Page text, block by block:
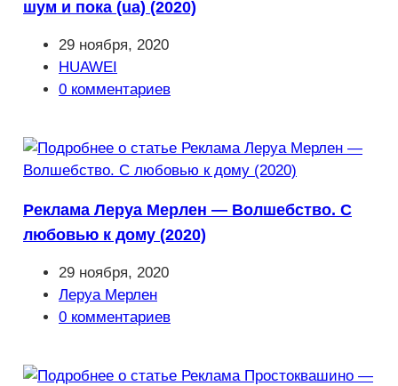
шум и пока (ua) (2020)
Запись
опубликована:
29 ноября, 2020
Рубрика
записи:
HUAWEI
Комментарии
0 комментариев
Реклама Леруа Мерлен — Волшебство. С
любовью к дому (2020)
Запись
опубликована:
29 ноября, 2020
Рубрика
записи:
Леруа Мерлен
Комментарии
0 комментариев